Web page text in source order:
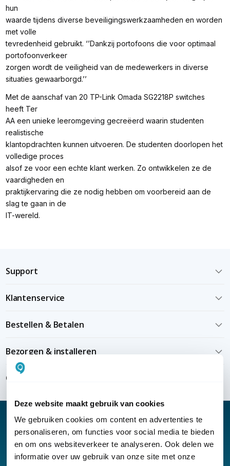
Deze website maakt gebruik van cookies
We gebruiken cookies om content en advertenties te
personaliseren, om functies voor social media te bieden
en om ons websiteverkeer te analyseren. Ook delen we
informatie over uw gebruik van onze site met onze
hun
waarde tijdens diverse beveiligingswerkzaamheden en worden
met volle
tevredenheid gebruikt. ‘’Dankzij portofoons die voor optimaal
portofoonverkeer
zorgen wordt de veiligheid van de medewerkers in diverse
situaties gewaarborgd.’’
Met de aanschaf van 20 TP-Link Omada SG2218P switches
heeft Ter
AA een unieke leeromgeving gecreëerd waarin studenten
realistische
klantopdrachten kunnen uitvoeren. De studenten doorlopen het
volledige proces
alsof ze voor een echte klant werken. Zo ontwikkelen ze de
vaardigheden en
praktijkervaring die ze nodig hebben om voorbereid aan de
slag te gaan in de
IT-wereld.
Support
Klantenservice
Bestellen & Betalen
Bezorgen & installeren
Over KommaGo
Nieuwsbrief